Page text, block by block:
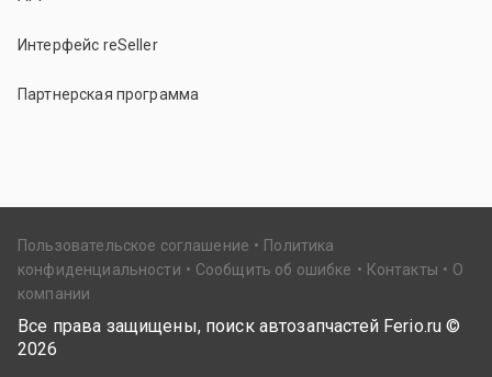
Интерфейс reSeller
Партнерская программа
Пользовательское соглашение
Политика
конфиденциальности
Сообщить об ошибке Контакты
О
компании
Все права защищены, поиск автозапчастей Ferio.ru ©
2026